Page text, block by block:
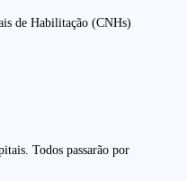
de Habilitação (CNHs)
Todos passarão por